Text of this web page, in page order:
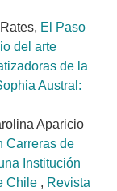
El Paso
del arte
de la
Austral:
Aparicio
Carreras de
Institución
Chile , Revista